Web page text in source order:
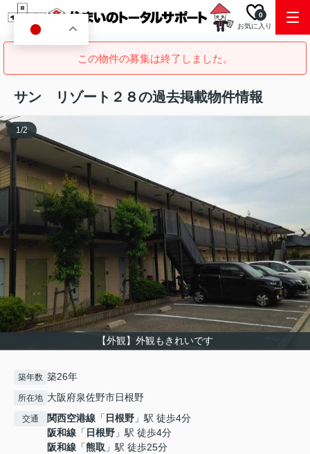
お気に入り
0
この物件の募集は終了しました。
サン リゾート２８の過去掲載物件情報
【外観】外観もきれいです
1/2
築年数 築26年
所在地 大阪府泉佐野市日根野
交通 関西空港線 「 日根野 」駅 徒歩4分
阪和線 「 日根野 」駅 徒歩4分
阪和線 「熊取 」駅 徒歩25分